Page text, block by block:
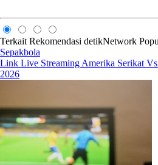
Terkait Rekomendasi detikNetwork
Sepakbola
Link Live Streaming Amerika Serikat
2026